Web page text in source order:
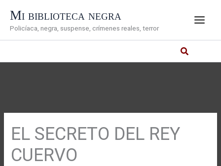
contenido
Mi biblioteca negra
Policíaca, negra, suspense, crímenes reales, terror
EL SECRETO DEL REY
CUERVO